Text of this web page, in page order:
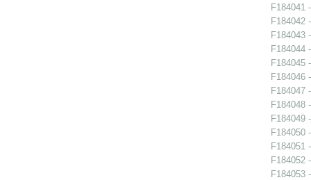
F184041
F184042
F184043
F184044
F184045
F184046
F184047
F184048
F184049
F184050
F184051
F184052
F184053